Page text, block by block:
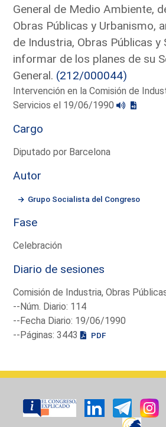
General de Medio Ambiente,
Obras Públicas y Urbanismo,
de Industria, Obras Públicas y
informar de los planes de su
General. (212/000044)
Intervención en la Comisión de
Servicios el 19/06/1990
Cargo
Diputado por Barcelona
Autor
Grupo Socialista del Congreso
Fase
Celebración
Diario de sesiones
Comisión de Industria, Obras
--Núm. Diario: 114
--Fecha Diario: 19/06/1990
--Páginas: 3443
PDF